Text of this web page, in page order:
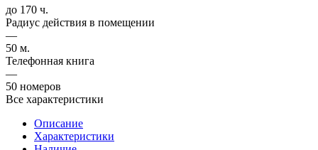
до 170 ч.
Радиус действия в помещении
—
50 м.
Телефонная книга
—
50 номеров
Все характеристики
Описание
Характеристики